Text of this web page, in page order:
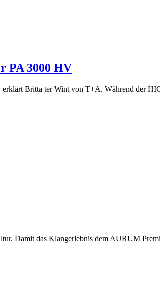
PA 3000 HV
erklärt Britta ter Wint von T+A. Während der
Damit das Klangerlebnis dem AURUM